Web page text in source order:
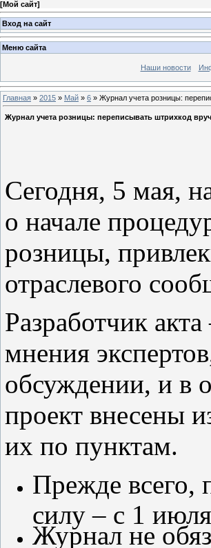
[Мой сайт]
Вход на сайт
Меню сайта
Наши новости
Главная » 2015 » Май » 6 » Журнал учета розницы:
Журнал учета розницы: переписывать штрихкод
Сегодня, 5 мая,
о начале
розницы,
отраслевого
Разработчик
мнения
обсуждении, и в
проект внесены
их по пунктам.
Прежде всего,
силу – с 1
Журнал не